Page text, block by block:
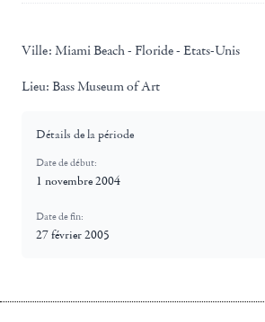
Ville: Miami Beach - Floride - Etats-Unis
Lieu: Bass Museum of Art
Détails de la période
Date de début:
1 novembre 2004
Date de fin:
27 février 2005